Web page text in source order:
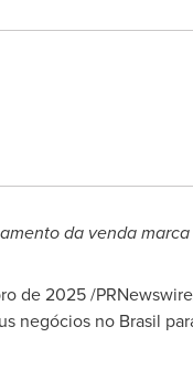
da venda
de 2025/
negócios no Brasil